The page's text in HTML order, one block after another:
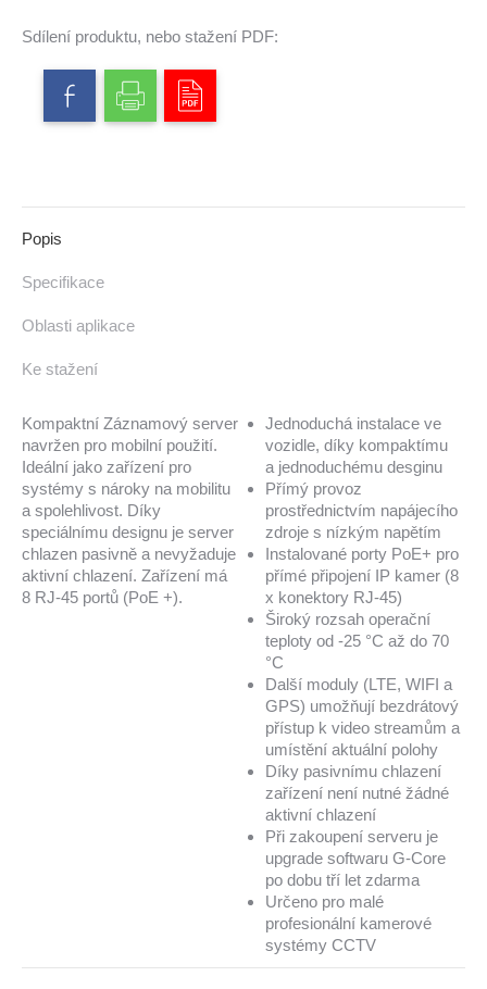
Sdílení produktu, nebo stažení PDF:
Popis
Specifikace
Oblasti aplikace
Ke stažení
Kompaktní Záznamový server
navržen pro mobilní použití.
Ideální jako zařízení pro
systémy s nároky na mobilitu
a spolehlivost. Díky
speciálnímu designu je server
chlazen pasivně a nevyžaduje
aktivní chlazení. Zařízení má
8 RJ-45 portů (PoE +).
Jednoduchá instalace ve
vozidle, díky kompaktímu
a jednoduchému desginu
Přímý provoz
prostřednictvím napájecího
zdroje s nízkým napětím
Instalované porty PoE+ pro
přímé připojení IP kamer (8
x konektory RJ-45)
Široký rozsah operační
teploty od -25 °C až do 70
°C
Další moduly (LTE, WIFI a
GPS) umožňují bezdrátový
přístup k video streamům a
umístění aktuální polohy
Díky pasivnímu chlazení
zařízení není nutné žádné
aktivní chlazení
Při zakoupení serveru je
upgrade softwaru G-Core
po dobu tří let zdarma
Určeno pro malé
profesionální kamerové
systémy CCTV